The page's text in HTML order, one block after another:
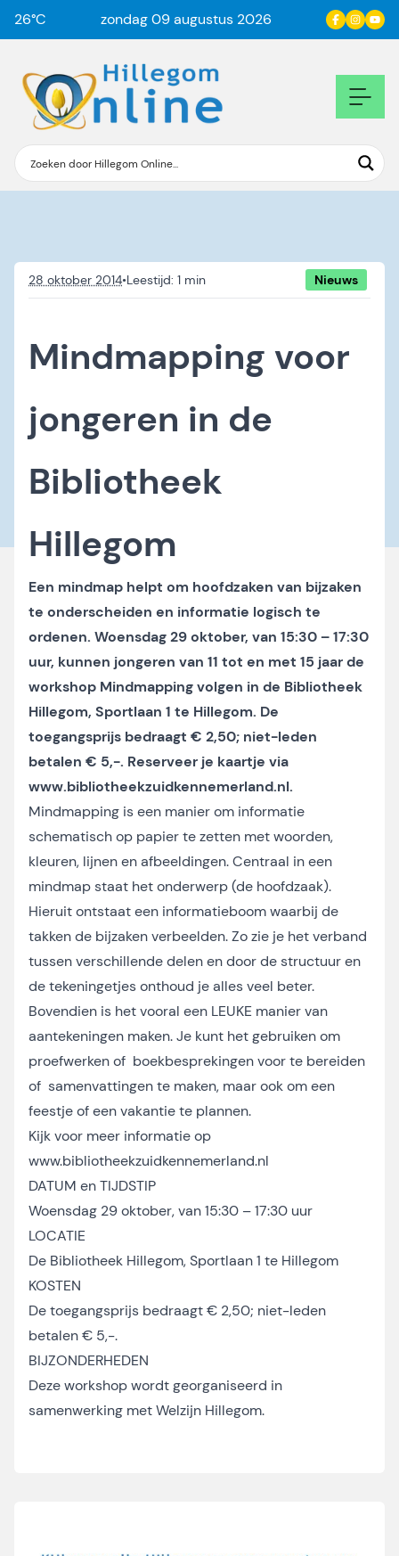
26°C zondag 09 augustus 2026
28 oktober 2014• Nieuws
Mindmapping voor
jongeren in de
Bibliotheek
Hillegom
Een mindmap helpt om hoofdzaken van bijzaken
te onderscheiden en informatie logisch te
ordenen. Woensdag 29 oktober, van 15:30 – 17:30
uur, kunnen jongeren van 11 tot en met 15 jaar de
workshop Mindmapping volgen in de Bibliotheek
Hillegom, Sportlaan 1 te Hillegom. De
toegangsprijs bedraagt € 2,50; niet-leden
betalen € 5,-. Reserveer je kaartje via
www.bibliotheekzuidkennemerland.nl.
Mindmapping is een manier om informatie
schematisch op papier te zetten met woorden,
kleuren, lijnen en afbeeldingen. Centraal in een
mindmap staat het onderwerp (de hoofdzaak).
Hieruit ontstaat een informatieboom waarbij de
takken de bijzaken verbeelden. Zo zie je het verband
tussen verschillende delen en door de structuur en
de tekeningetjes onthoud je alles veel beter.
Bovendien is het vooral een LEUKE manier van
aantekeningen maken. Je kunt het gebruiken om
proefwerken of boekbesprekingen voor te bereiden
of samenvattingen te maken, maar ook om een
feestje of een vakantie te plannen.
Kijk voor meer informatie op
www.bibliotheekzuidkennemerland.nl
DATUM en TIJDSTIP
Woensdag 29 oktober, van 15:30 – 17:30 uur
LOCATIE
De Bibliotheek Hillegom, Sportlaan 1 te Hillegom
KOSTEN
De toegangsprijs bedraagt € 2,50; niet-leden
betalen € 5,-.
BIJZONDERHEDEN
Deze workshop wordt georganiseerd in
samenwerking met Welzijn Hillegom.